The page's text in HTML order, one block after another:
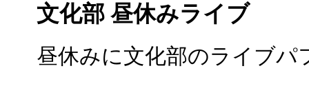
文化部 昼休みライブ
昼休みに文化部のライブパ